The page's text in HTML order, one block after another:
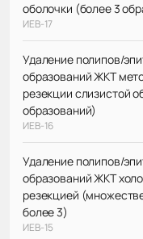
оболочки (более 3
ИЕВ-17
Удаление полипов/
образований ЖКТ
резекции слизистой
образований)
ИЕВ-16
Удаление полипов/
образований ЖКТ
резекцией
более 3)
ИЕВ-15